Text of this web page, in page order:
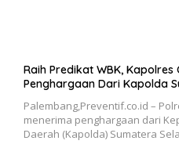
Raih Predikat WBK, Kapolres
Penghargaan Dari Kapolda
Palembang,Preventif.co.id –
menerima penghargaan dari
Daerah (Kapolda) Sumatera